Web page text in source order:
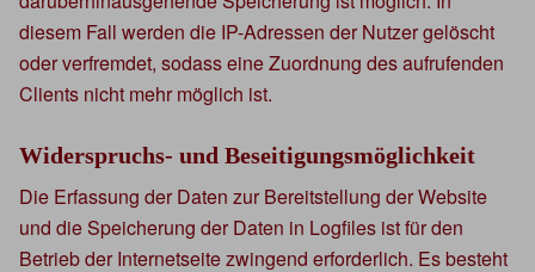
diesem Fall werden die IP-Adressen der Nutzer gelöscht
oder verfremdet, sodass eine Zuordnung des aufrufenden
Clients nicht mehr möglich ist.
Widerspruchs- und Beseitigungsmöglichkeit
Die Erfassung der Daten zur Bereitstellung der Website
und die Speicherung der Daten in Logfiles ist für den
Betrieb der Internetseite zwingend erforderlich. Es besteht